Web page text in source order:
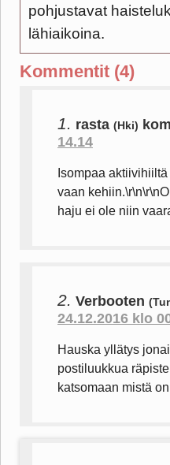
pohjustavat
lähiaikoina.
Kommentit (4)
1. rasta (Hki)
14.14
Isompaa
vaan
haju ei ole niin
2. Verbooten
24.12.2016 klo
Hauska yllätys
postiluukkua
katsomaan mistä